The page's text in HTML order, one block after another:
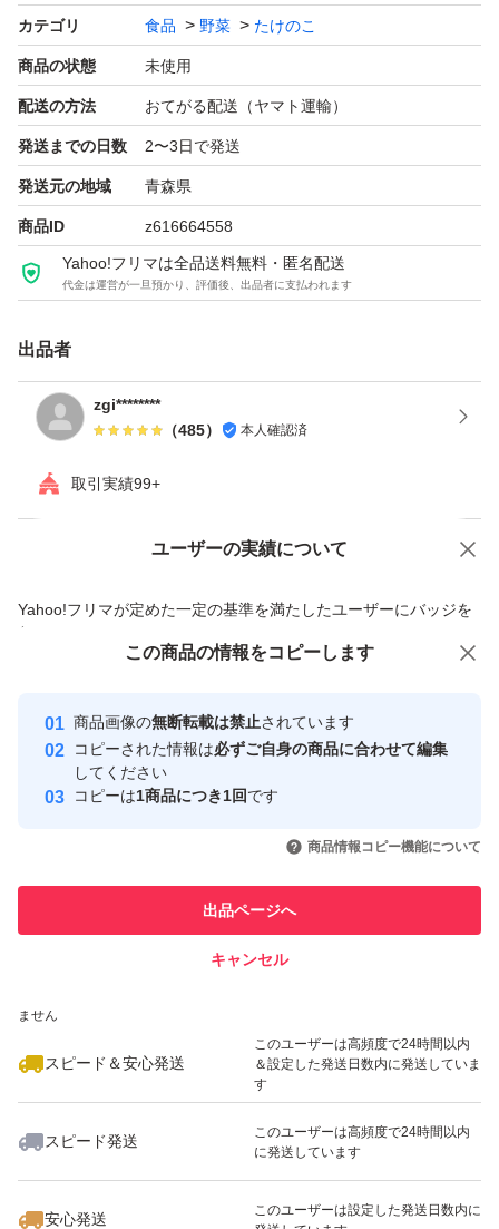
焼いて、ミソマヨなどつけて食べても美味しいです。
どうぞよろしくお願いいたします。
2キロ以上も発送可能です。お問い合わせ下さい。
カテゴリ 食品 野菜 たけのこ
商品の状態 未使用
配送の方法 おてがる配送（ヤマト運輸）
発送までの日数 2〜3日で発送
発送元の地域 青森県
商品ID z616664558
Yahoo!フリマは全品送料無料・匿名配送
代金は運営が一旦預かり、評価後、出品者に支払われます
出品者
zgi********
（485） 本人確認済
取引実績99+
ユーザーの実績について
Yahoo!フリマが定めた一定の基準を満たしたユーザーにバッジを
付与しています
安心取引出品者
心・安全なユーザーです
取引実績
引を完了させた実績があります
での取引実績があります
ません
スピード＆安心発送
このユーザーは高頻度で24時間以内
＆設定した発送日数内に発送していま
す
スピード発送
このユーザーは高頻度で24時間以内
に発送しています
安心発送
このユーザーは設定した発送日数内に
価格の相談 商品への質問
この商品の情報をコピーします
商品画像の無断転載は禁止されています
コピーされた情報は必ずご自身の商品に合わせて編集
してください
コピーは1商品につき1回です
商品情報コピー機能について
出品ページへ
キャンセル
この商品をみている人にオススメ
いいね！
820